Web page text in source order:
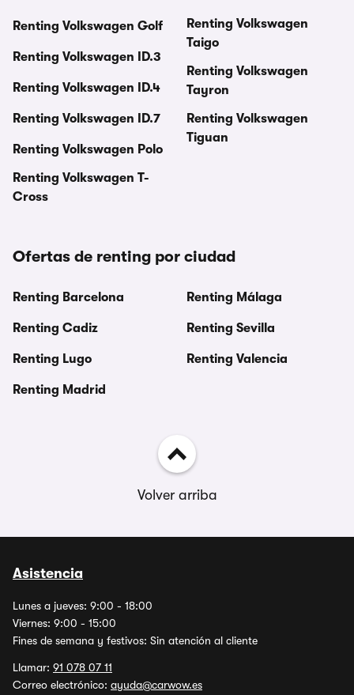
Renting Volkswagen Golf
Renting Volkswagen ID.3
Renting Volkswagen ID.4
Renting Volkswagen ID.7
Renting Volkswagen Polo
Renting Volkswagen T-
Cross
Renting Volkswagen
Taigo
Renting Volkswagen
Tayron
Renting Volkswagen
Tiguan
Ofertas de renting por ciudad
Renting Barcelona
Renting Cadiz
Renting Lugo
Renting Madrid
Renting Málaga
Renting Sevilla
Renting Valencia
Volver arriba
Asistencia
Lunes a jueves: 9:00 - 18:00
Viernes: 9:00 - 15:00
Fines de semana y festivos: Sin atención al cliente
Llamar: 91 078 07 11
Correo electrónico: ayuda@carwow.es